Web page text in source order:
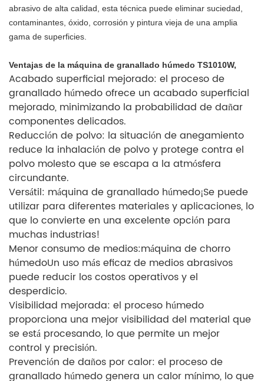
abrasivo de alta calidad, esta técnica puede eliminar suciedad,
contaminantes, óxido, corrosión y pintura vieja de una amplia
gama de superficies.
Ventajas de la máquina de granallado húmedo TS1010W,
Acabado superficial mejorado: el proceso de
granallado húmedo ofrece un acabado superficial
mejorado, minimizando la probabilidad de dañar
componentes delicados.
Reducción de polvo: la situación de anegamiento
reduce la inhalación de polvo y protege contra el
polvo molesto que se escapa a la atmósfera
circundante.
Versátil: máquina de granallado húmedo¡Se puede
utilizar para diferentes materiales y aplicaciones, lo
que lo convierte en una excelente opción para
muchas industrias!
Menor consumo de medios:máquina de chorro
húmedoUn uso más eficaz de medios abrasivos
puede reducir los costos operativos y el
desperdicio.
Visibilidad mejorada: el proceso húmedo
proporciona una mejor visibilidad del material que
se está procesando, lo que permite un mejor
control y precisión.
Prevención de daños por calor: el proceso de
granallado húmedo genera un calor mínimo, lo que